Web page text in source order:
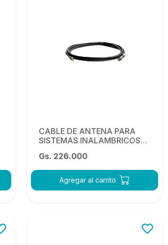
CABLE DE ANTENA PARA
SISTEMAS INALAMBRICOS
Gs. 226.000
Agregar al carrito